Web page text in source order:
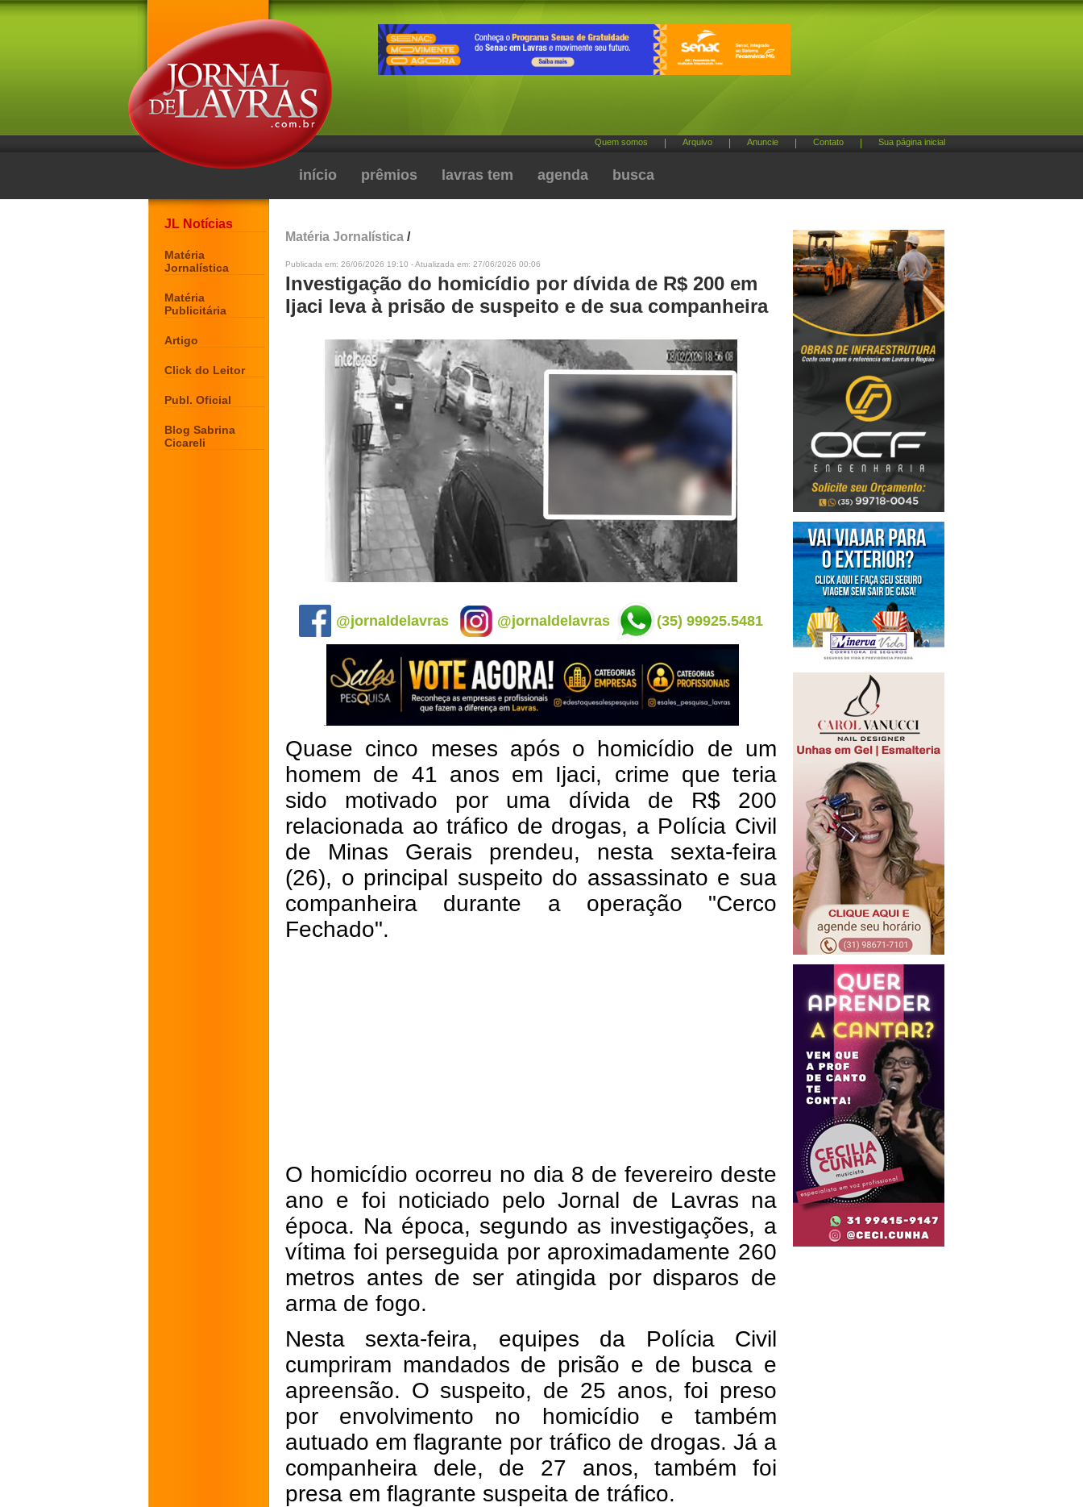
Quem somos Arquivo Anuncie Contato Sua página inicial
início prêmios lavras tem agenda busca
JL Notícias
Matéria
Jornalística
Matéria
Publicitária
Artigo
Click do Leitor
Publ. Oficial
Blog Sabrina
Cicareli
Matéria Jornalística /
Publicada em: 26/06/2026 19:10 - Atualizada em: 27/06/2026 00:06
Investigação do homicídio por dívida de R$ 200 em
Ijaci leva à prisão de suspeito e de sua companheira
@jornaldelavras @jornaldelavras (35) 99925.5481
Quase cinco meses após o homicídio de um
homem de 41 anos em Ijaci, crime que teria
sido motivado por uma dívida de R$ 200
relacionada ao tráfico de drogas, a Polícia Civil
de Minas Gerais prendeu, nesta sexta-feira
(26), o principal suspeito do assassinato e sua
companheira durante a operação "Cerco
Fechado".
O homicídio ocorreu no dia 8 de fevereiro deste
ano e foi noticiado pelo Jornal de Lavras na
época. Na época, segundo as investigações, a
vítima foi perseguida por aproximadamente 260
metros antes de ser atingida por disparos de
arma de fogo.
Nesta sexta-feira, equipes da Polícia Civil
cumpriram mandados de prisão e de busca e
apreensão. O suspeito, de 25 anos, foi preso
por envolvimento no homicídio e também
autuado em flagrante por tráfico de drogas. Já a
companheira dele, de 27 anos, também foi
presa em flagrante suspeita de tráfico.